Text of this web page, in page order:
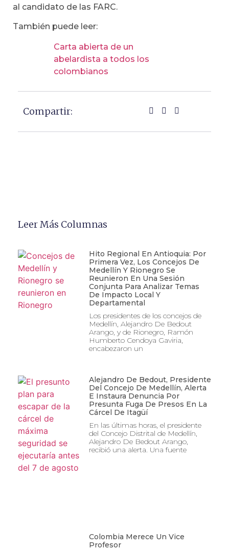
al candidato de las FARC.
También puede leer:
Carta abierta de un
abelardista a todos los
colombianos
Compartir:
Leer Más Columnas
Hito Regional En Antioquia: Por
Primera Vez, Los Concejos De
Medellín Y Rionegro Se
Reunieron En Una Sesión
Conjunta Para Analizar Temas
De Impacto Local Y
Departamental
Los presidentes de los concejos de
Medellín, Alejandro De Bedout
Arango, y de Rionegro, Ramón
Humberto Cendoya Gaviria,
encabezaron un
Alejandro De Bedout, Presidente
Del Concejo De Medellín, Alerta
E Instaura Denuncia Por
Presunta Fuga De Presos En La
Cárcel De Itagüí
En las últimas horas, el presidente
del Concejo Distrital de Medellín,
Alejandro De Bedout Arango,
recibió una alerta. Una fuente
Colombia Merece Un Vice
Profesor